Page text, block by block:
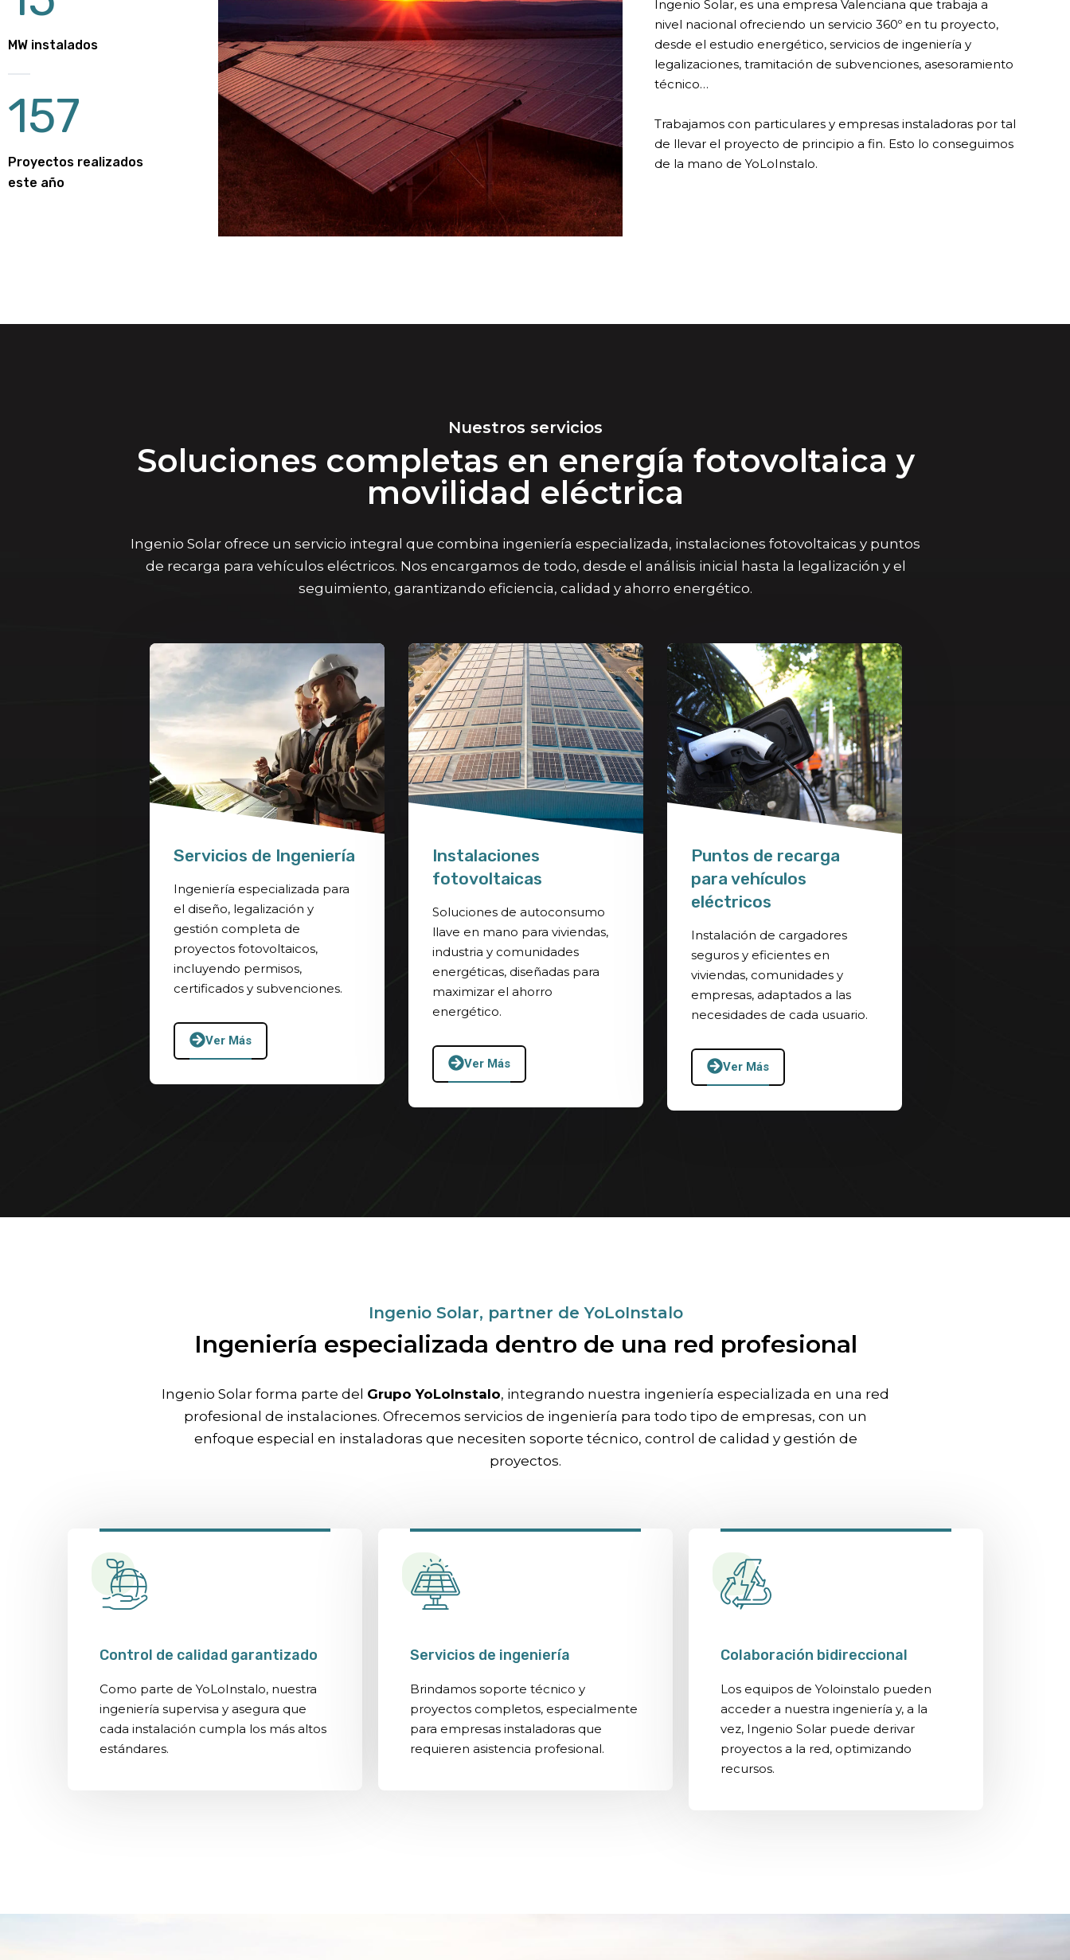
MW instalados
157
Proyectos realizados
este año
Ingenio Solar, es una empresa Valenciana que trabaja a
nivel nacional ofreciendo un servicio 360º en tu proyecto,
desde el estudio energético, servicios de ingeniería y
legalizaciones, tramitación de subvenciones, asesoramiento
técnico…
Trabajamos con particulares y empresas instaladoras por tal
de llevar el proyecto de principio a fin. Esto lo conseguimos
de la mano de YoLoInstalo.
Nuestros servicios
Soluciones completas en energía fotovoltaica y
movilidad eléctrica
Ingenio Solar ofrece un servicio integral que combina ingeniería especializada, instalaciones fotovoltaicas y puntos
de recarga para vehículos eléctricos. Nos encargamos de todo, desde el análisis inicial hasta la legalización y el
seguimiento, garantizando eficiencia, calidad y ahorro energético.
Servicios de Ingeniería
Ingeniería especializada para
el diseño, legalización y
gestión completa de
proyectos fotovoltaicos,
incluyendo permisos,
certificados y subvenciones.
Ver Más
Instalaciones
fotovoltaicas
Soluciones de autoconsumo
llave en mano para viviendas,
industria y comunidades
energéticas, diseñadas para
maximizar el ahorro
energético.
Ver Más
Puntos de recarga
para vehículos
eléctricos
Instalación de cargadores
seguros y eficientes en
viviendas, comunidades y
empresas, adaptados a las
necesidades de cada usuario.
Ver Más
Ingenio Solar, partner de YoLoInstalo
Ingeniería especializada dentro de una red profesional
Ingenio Solar forma parte del Grupo YoLoInstalo, integrando nuestra ingeniería especializada en una red
profesional de instalaciones. Ofrecemos servicios de ingeniería para todo tipo de empresas, con un
enfoque especial en instaladoras que necesiten soporte técnico, control de calidad y gestión de
proyectos.
Control de calidad garantizado
Como parte de YoLoInstalo, nuestra
ingeniería supervisa y asegura que
cada instalación cumpla los más altos
estándares.
Servicios de ingeniería
Brindamos soporte técnico y
proyectos completos, especialmente
para empresas instaladoras que
requieren asistencia profesional.
Colaboración bidireccional
Los equipos de Yoloinstalo pueden
acceder a nuestra ingeniería y, a la
vez, Ingenio Solar puede derivar
proyectos a la red, optimizando
recursos.